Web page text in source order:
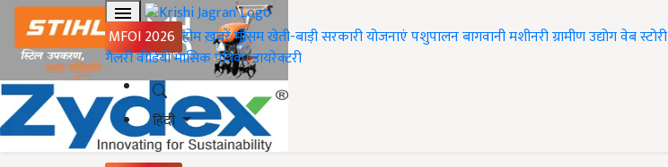
MFOI 2026 होमख़बरेंमौसमखेती-बाड़ीसरकारी योजनाएंपशुपालनबागवानीमशीनरीग्रामीण उद्योगवेब स्टोरी
गैलरीवीडियोमासिक पत्रिकाडायरेक्टरी
हिंदी